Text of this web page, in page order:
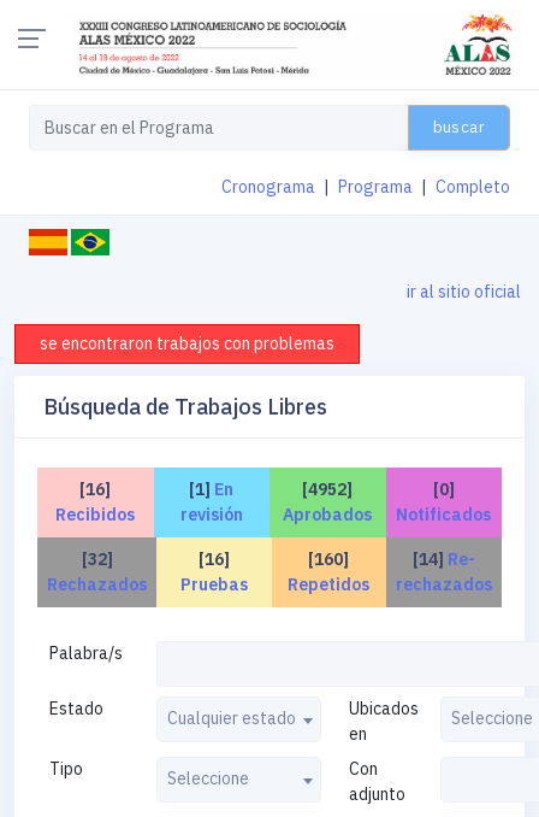
buscar
Cronograma Programa Completo
ir al sitio oficial
se encontraron trabajos con problemas
Búsqueda de Trabajos Libres
[16]
Recibidos
[1] En
revisión
[4952]
Aprobados
[0]
Notificados
[32]
Rechazados
[16]
Pruebas
[160]
Repetidos
[14] Re-
rechazados
Palabra/s
Estado Cualquier estado
Ubicados
en
Seleccione
Tipo Seleccione
Con
adjunto